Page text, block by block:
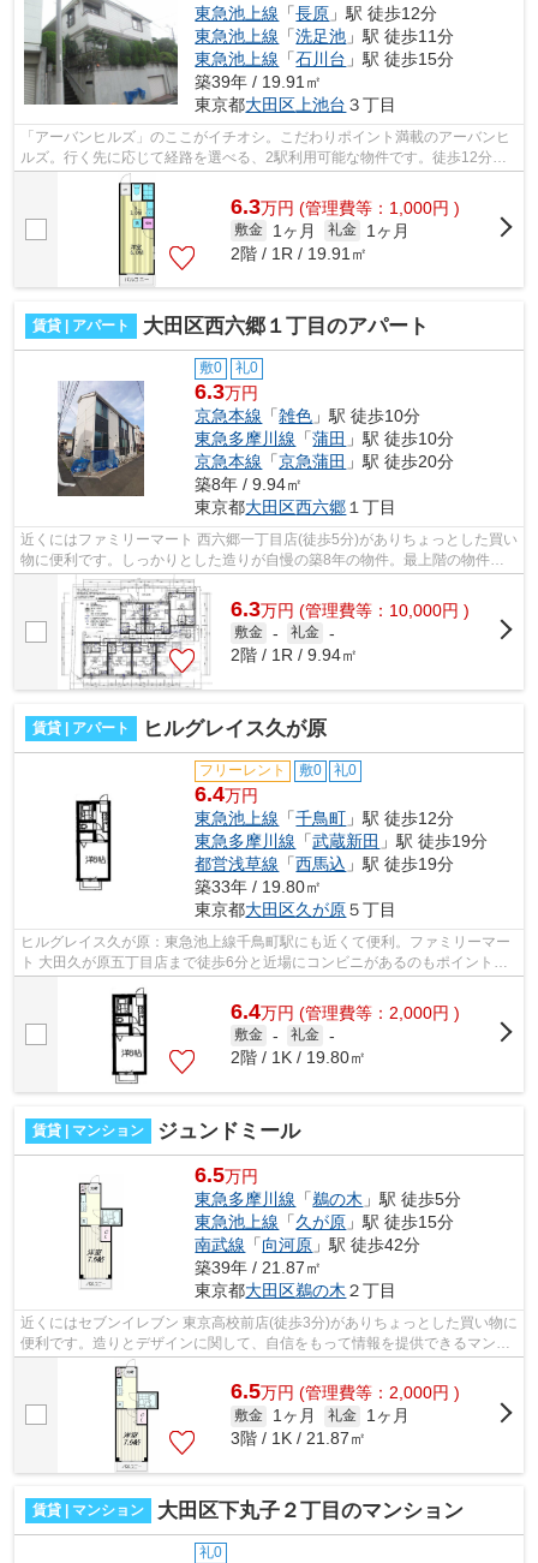
東急池上線 「長原 」駅 徒歩12分
東急池上線 「洗足池 」駅 徒歩11分
東急池上線 「石川台 」駅 徒歩15分
築39年 / 19.91㎡
東京都大田区 上池台 ３丁目
「アーバンヒルズ」のここがイチオシ。こだわりポイント満載のアーバンヒ
ルズ。行く先に応じて経路を選べる、2駅利用可能な物件です。徒歩12分で
駅へのアクセスが可能な物件です。でき...
6.3万円 (管理費等：1,000円 )
敷金 1ヶ月 礼金
1ヶ月
2階 / 1R / 19.91㎡
賃貸 | アパート 大田区西六郷１丁目のアパート
敷0 礼0
6.3万円
京急本線 「雑色 」駅 徒歩10分
東急多摩川線 「蒲田 」駅 徒歩10分
京急本線 「京急蒲田 」駅 徒歩20分
築8年 / 9.94㎡
東京都大田区西六郷 １丁目
近くにはファミリーマート 西六郷一丁目店(徒歩5分)がありちょっとした買い
物に便利です。しっかりとした造りが自慢の築8年の物件。最上階の物件で
す。外観タイル張りは耐久性に優れ、...
6.3万円 (管理費等：10,000円 )
敷金 - 礼金 -
2階 / 1R / 9.94㎡
賃貸 | アパート ヒルグレイス久が原
フリーレント 敷0 礼0
6.4万円
東急池上線 「千鳥町 」駅 徒歩12分
東急多摩川線 「武蔵新田 」駅 徒歩19分
都営浅草線 「西馬込 」駅 徒歩19分
築33年 / 19.80㎡
東京都大田区久が原５丁目
ヒルグレイス久が原：東急池上線千鳥町駅にも近くて便利。ファミリーマー
ト 大田久が原五丁目店まで徒歩6分と近場にコンビニがあるのもポイント。
最上階のアパートです。こちらの物件...
6.4万円 (管理費等：2,000円 )
敷金 - 礼金 -
2階 / 1K / 19.80㎡
賃貸 | マンション ジュンドミール
6.5万円
東急多摩川線 「鵜の木 」駅 徒歩5分
東急池上線 「久が原 」駅 徒歩15分
南武線 「向河原 」駅 徒歩42分
築39年 / 21.87㎡
東京都大田区鵜の木 ２丁目
近くにはセブンイレブン 東京高校前店(徒歩3分)がありちょっとした買い物に
便利です。造りとデザインに関して、自信をもって情報を提供できるマンシ
ョンです。駅まで5分と、駅近でアク...
6.5万円 (管理費等：2,000円 )
敷金 1ヶ月 礼金
1ヶ月
3階 / 1K / 21.87㎡
賃貸 | マンション 大田区下丸子２丁目のマンション
礼0